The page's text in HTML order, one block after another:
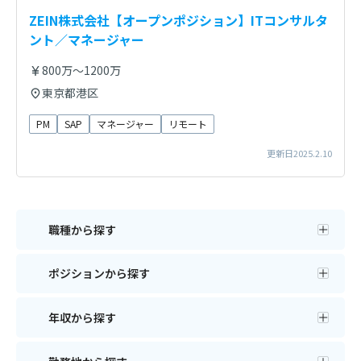
ZEIN株式会社【オープンポジション】ITコンサルタ
ント／マネージャー
800万～1200万
東京都港区
PM SAP マネージャー リモート
更新日2025.2.10
職種から探す
ポジションから探す
年収から探す